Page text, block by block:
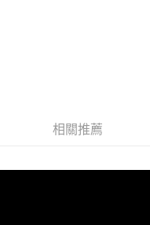
相關推薦